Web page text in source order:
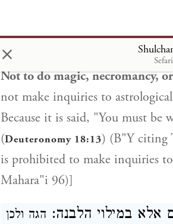
×
Not to do magic, necromancy,
not make inquiries to
Because it is said, "You must
(Deuteronomy 18:13) (B"Y citing
is prohibited to make inquiries
Mahara"i 96)]
אלא במילוי הלבנה: הגה ולכן